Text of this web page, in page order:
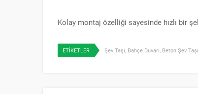
Kolay montaj özelliği sayesinde hızlı bir
ETİKETLER Şev Taşı, Bahçe Duvarı, Beton Şev Taşı